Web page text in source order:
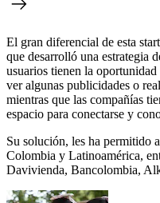
El gran diferencial de esta
que desarrolló una estrategia
usuarios tienen la
ver algunas publicidades o
mientras que las compañías
espacio para conectarse y
Su solución, les ha permitido
Colombia y Latinoamérica,
Davivienda, Bancolombia,